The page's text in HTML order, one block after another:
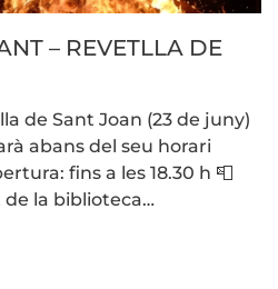
– REVETLLA DE
de Sant Joan (23 de juny)
abans del seu horari
fins a les 18.30 h 📮
la biblioteca…